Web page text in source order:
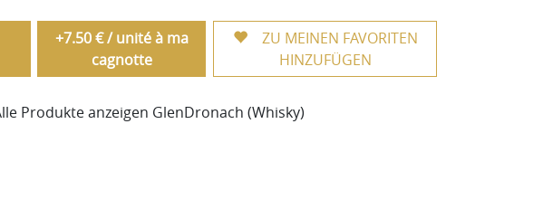
+7.50 € / unité à ma
cagnotte
ZU MEINEN FAVORITEN
HINZUFÜGEN
Produkte anzeigen GlenDronach (Whisky)